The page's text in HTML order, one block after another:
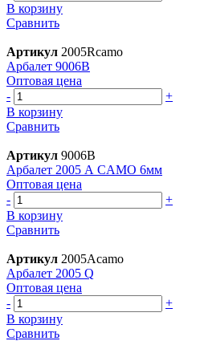
В корзину
Сравнить
Артикул 2005Rcamo
Арбалет 9006B
Оптовая цена
-
+
В корзину
Сравнить
Артикул 9006B
Арбалет 2005 А CAMO 6мм
Оптовая цена
-
+
В корзину
Сравнить
Артикул 2005Acamo
Арбалет 2005 Q
Оптовая цена
-
+
В корзину
Сравнить